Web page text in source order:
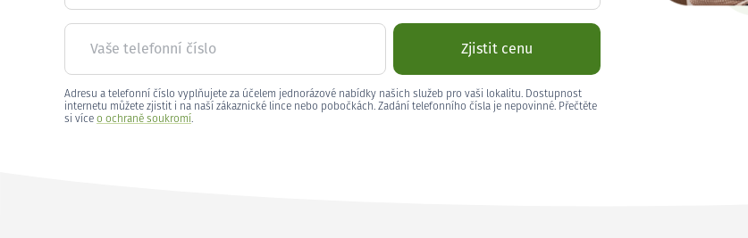
Vaše telefonní číslo Zjistit cenu
Adresu a telefonní číslo vyplňujete za účelem jednorázové nabídky našich služeb pro vaši lokalitu. Dostupnost
internetu můžete zjistit i na naší zákaznické lince nebo pobočkách. Zadání telefonního čísla je nepovinné. Přečtěte
si více o ochraně soukromí.